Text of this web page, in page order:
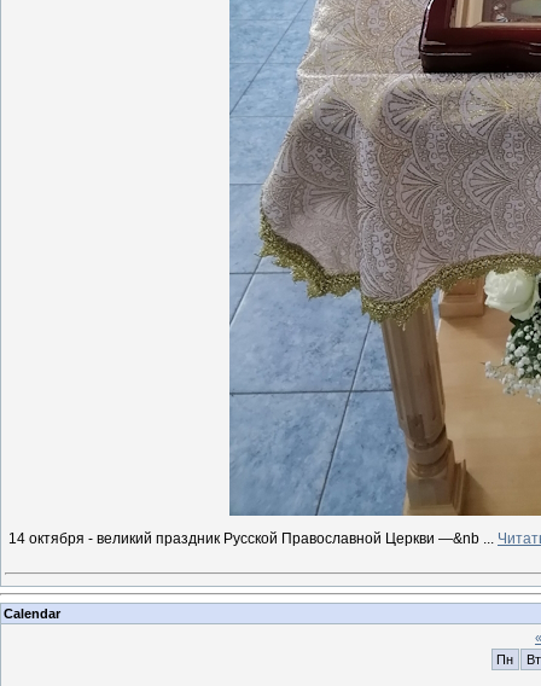
14 октября - великий праздник Русской Православной Церкви —&nb ...
Calendar
«
Пн
Вт